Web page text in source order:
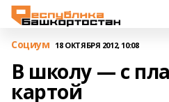
Cоциум 18 ОКТЯБРЯ 2012, 10:08
В школу — с
картой